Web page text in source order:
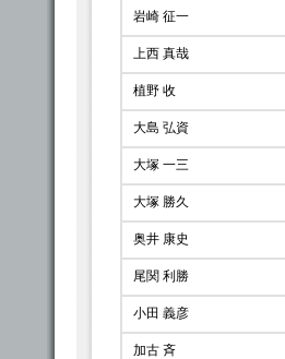
岩崎 征一
上西 真哉
植野 收
大島 弘資
大塚 一三
大塚 勝久
奥井 康史
尾関 利勝
小田 義彦
加古 斉